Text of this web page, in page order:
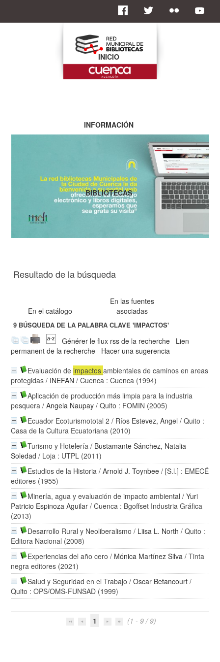
Resultado de la búsqueda
En el catálogo
En las fuentes
asociadas
9 BÚSQUEDA DE LA PALABRA CLAVE'IMPACTOS'
Générer le flux rss de la recherche
Lien
permanent de la recherche
Hacer una sugerencia
Evaluación deimpactosambientales de caminos en areas
protegidas / INEFAN / Cuenca : Cuenca (1994)
Aplicación de producción más limpia para la industria
pesquera /Angela Naupay / Quito : FOMIN (2005)
Ecuador Ecoturismototal 2 / Ríos Estevez, Angel / Quito :
Casa de la Cultura Ecuatoriana (2010)
Turismo y Hotelería / Bustamante Sánchez, Natalia
Soledad / Loja : UTPL (2011)
Estudios de la Historia /Arnold J. Toynbee / [S.l.] : EMECÉ
editores (1955)
Minería, agua y evaluación de impacto ambiental /Yuri
Patricio Espinoza Aguilar / Cuenca : Bgoffset Industria Gráfica
(2013)
Desarrollo Rural y Neoliberalismo / Liisa L. North / Quito :
Editora Nacional (2008)
Experiencias del año cero / Mónica Martínez Silva / Tinta
negra editores (2021)
Salud y Seguridad en el Trabajo /Oscar Betancourt /
Quito : OPS/OMS-FUNSAD (1999)
1 (1 - 9 / 9)
INICIO
INFORMACIÓN
BIBLIOTECAS